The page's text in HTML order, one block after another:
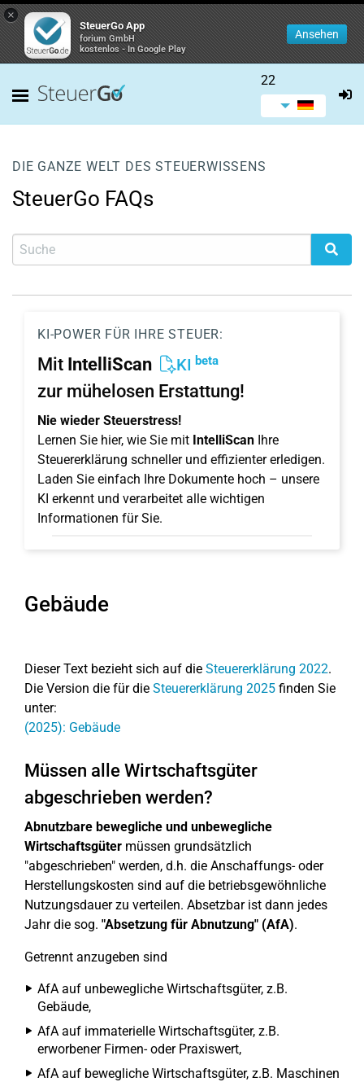
×
SteuerGo App
forium GmbH
kostenlos - In Google Play
Ansehen
22
DIE GANZE WELT DES STEUERWISSENS
SteuerGo FAQs
KI-POWER FÜR IHRE STEUER:
Mit IntelliScan KI beta
zur mühelosen Erstattung!
Nie wieder Steuerstress!
Lernen Sie hier, wie Sie mit IntelliScan Ihre
Steuererklärung schneller und effizienter erledigen.
Laden Sie einfach Ihre Dokumente hoch – unsere
KI erkennt und verarbeitet alle wichtigen
Informationen für Sie.
Gebäude
Dieser Text bezieht sich auf die Steuererklärung 2022.
Die Version die für die Steuererklärung 2025 finden Sie
unter:
(2025): Gebäude
Müssen alle Wirtschaftsgüter
abgeschrieben werden?
Abnutzbare bewegliche und unbewegliche
Wirtschaftsgüter müssen grundsätzlich
"abgeschrieben" werden, d.h. die Anschaffungs- oder
Herstellungskosten sind auf die betriebsgewöhnliche
Nutzungsdauer zu verteilen. Absetzbar ist dann jedes
Jahr die sog. "Absetzung für Abnutzung" (AfA).
Getrennt anzugeben sind
AfA auf unbewegliche Wirtschaftsgüter, z.B.
Gebäude,
AfA auf immaterielle Wirtschaftsgüter, z.B.
erworbener Firmen- oder Praxiswert,
AfA auf bewegliche Wirtschaftsgüter, z.B. Maschinen